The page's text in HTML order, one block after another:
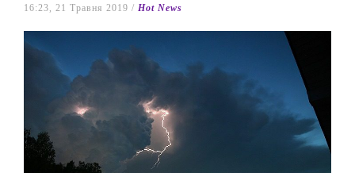
16:23, 21 Травня 2019 / Hot News